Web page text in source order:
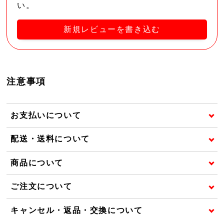
い。
新規レビューを書き込む
注意事項
お支払いについて
配送・送料について
商品について
ご注文について
キャンセル・返品・交換について